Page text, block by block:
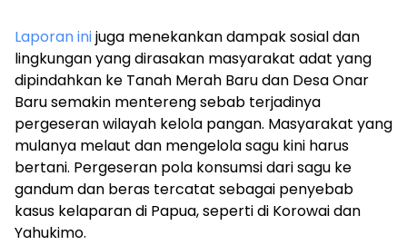
Laporan inijuga menekankan dampak sosial dan
lingkungan yang dirasakan masyarakat adat yang
dipindahkan ke Tanah Merah Baru dan Desa Onar
Baru semakin mentereng sebab terjadinya
pergeseran wilayah kelola pangan. Masyarakat yang
mulanya melaut dan mengelola sagu kini harus
bertani. Pergeseran pola konsumsi dari sagu ke
gandum dan beras tercatat sebagai penyebab
kasus kelaparan di Papua, seperti di Korowai dan
Yahukimo.